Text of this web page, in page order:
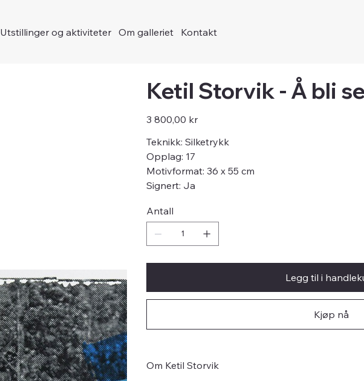
Utstillinger og aktiviteter Om galleriet Kontakt
Ketil Storvik - Å bli
Pris
3 800,00 kr
Teknikk: Silketrykk
Opplag: 17
Motivformat: 36 x 55 cm
Signert: Ja
Antall
Legg til i
Kjøp nå
Om Ketil Storvik